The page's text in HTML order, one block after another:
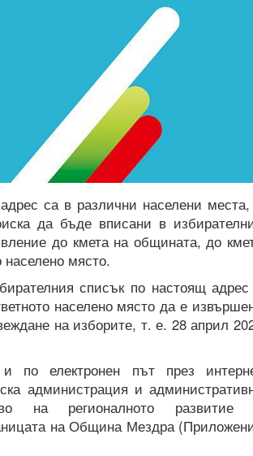
са в различни населени
да бъде вписани в
до кмета на общината, до
населено място.
списък по настоящ
населено място да е
на изборите, т. е. 28 април
по електронен път през
администрация и
на регионалното развитие
на Община Мездра